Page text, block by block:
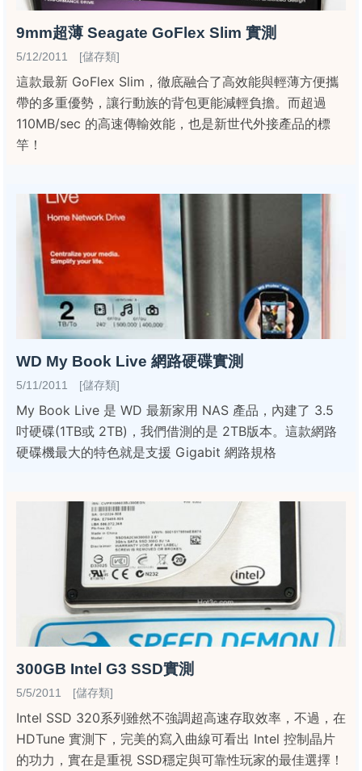
9mm超薄 Seagate GoFlex Slim 實測
5/12/2011 [儲存類]
這款最新 GoFlex Slim，徹底融合了高效能與輕薄方便攜
帶的多重優勢，讓行動族的背包更能減輕負擔。而超過
110MB/sec 的高速傳輸效能，也是新世代外接產品的標
竿！
WD My Book Live 網路硬碟實測
5/11/2011 [儲存類]
My Book Live 是 WD 最新家用 NAS 產品，內建了 3.5
吋硬碟(1TB或 2TB)，我們借測的是 2TB版本。這款網路
硬碟機最大的特色就是支援 Gigabit 網路規格
300GB Intel G3 SSD實測
5/5/2011 [儲存類]
Intel SSD 320系列雖然不強調超高速存取效率，不過，在
HDTune 實測下，完美的寫入曲線可看出 Intel 控制晶片
的功力，實在是重視 SSD穩定與可靠性玩家的最佳選擇！